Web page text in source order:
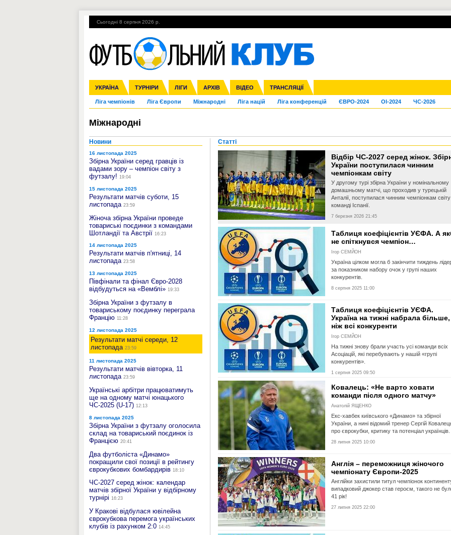
Сьогодні 8 серпня 2026 р.
УКРАЇНА ТУРНІРИ ЛІГИ АРХІВ ВІДЕО ТРАНСЛЯЦІЇ
Збірна Прем'єр-ліга Перша ліга Друга ліга Кубок України Молодіжка
Ліга чемпіонів Ліга Європи Міжнародні Ліга націй Ліга конференцій ЄВРО-2024 OI-2024 ЧС-2026
Англія Іспанія Італія Німеччина Франція Інші
ЧС-2014 ЄВРО-2016 Росія Кубок конфедерацій ЧЄ-2015 (U-21)
Гарячі теми УПЛ, 2-й тур ВІЙНА УПЛ-ПЕРЕХОДИ
Міжнародні
Новини
16 листопада 2025
Збірна України серед гравців із
вадами зору – чемпіон світу з
футзалу! 19:04
15 листопада 2025
Результати матчів суботи, 15
листопада 23:59
Жіноча збірна України проведе
товариські поєдинки з командами
Шотландії та Австрії 16:23
14 листопада 2025
Результати матчів п'ятниці, 14
листопада 23:58
13 листопада 2025
Півфінали та фінал Євро-2028
відбудуться на «Вемблі» 19:33
Збірна України з футзалу в
товариському поєдинку переграла
Францію 11:28
12 листопада 2025
Результати матчі середи, 12
листопада 23:59
11 листопада 2025
Результати матчів вівторка, 11
листопада 23:59
Українські арбітри працюватимуть
ще на одному матчі юнацького
ЧС-2025 (U-17) 12:13
8 листопада 2025
Збірна України з футзалу оголосила
склад на товариський поєдинок із
Францією 20:41
Два футболіста «Динамо»
покращили свої позиції в рейтингу
єврокубкових бомбардирів 18:10
ЧС-2027 серед жінок: календар
матчів збірної України у відбірному
турнірі 16:23
У Кракові відбулася ювілейна
єврокубкова перемога українських
клубів із рахунком 2:0 14:45
Статті
Відбір ЧС-2027 серед жінок.
України поступилася чинним
чемпіонкам світу
У другому турі збірна України у номінальному
домашньому матчі, що проходив у турецькій
Анталії, поступилася чинним чемпіонкам світу
команді Іспанії.
7 березня 2026 21:45
Таблиця коефіцієнтів УЄФА. А
не спіткнувся чемпіон…
Ігор СЕМЙОН
Україна цілком могла б закінчити тиждень
за показником набору очок у групі наших
конкурентів.
8 серпня 2025 11:00
Таблиця коефіцієнтів УЄФА.
Україна на тижні набрала більше,
ніж всі конкуренти
Ігор СЕМЙОН
На тижні знову брали участь усі команди всіх
Асоціацій, які перебувають у нашій «групі
конкурентів».
1 серпня 2025 09:50
Ковалець: «Не варто ховати
команди після одного матчу»
Анатолій ЯЩЕНКО
Екс-хавбек київського «Динамо» та збірної
України, а нині відомий тренер Сергій
про єврокубки, критику та потенціал українців.
28 липня 2025 10:00
Англія – переможниця жіночого
чемпіонату Європи-2025
Англійки захистили титул чемпіонок
випадковий джокер став героєм, такого не
41 рік!
27 липня 2025 22:00